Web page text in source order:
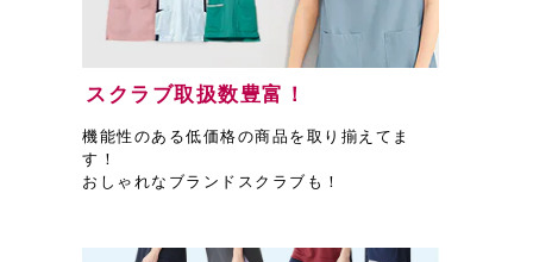
スクラブ取扱数豊富！
機能性のある低価格の商品を取り揃えてま
す！
おしゃれなブランドスクラブも！